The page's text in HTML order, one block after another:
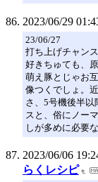
2023/06/29
23/06/27
打ち上げチャン
好きちゅても、
萌え豚とじゃお
像つくでしょ。
さ、5号機後半以
スと、俗にノー
しが多めに必要
2023/06/06
らくレシピ